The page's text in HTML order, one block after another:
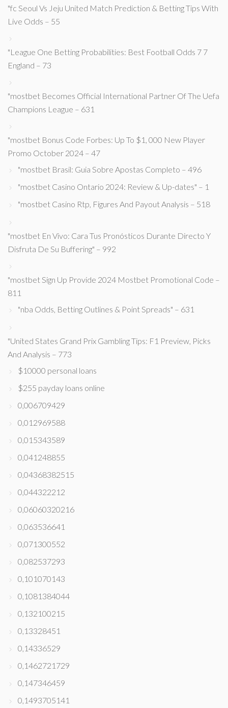
"fc Seoul Vs Jeju United Match Prediction & Betting Tips With
Live Odds – 55
"League One Betting Probabilities: Best Football Odds 7 7
England – 73
"mostbet Becomes Official International Partner Of The Uefa
Champions League – 631
"mostbet Bonus Code Forbes: Up To $1, 000 New Player
Promo October 2024 – 47
"mostbet Brasil: Guia Sobre Apostas Completo – 496
"mostbet Casino Ontario 2024: Review & Up-dates" – 1
"mostbet Casino Rtp, Figures And Payout Analysis – 518
"mostbet En Vivo: Cara Tus Pronósticos Durante Directo Y
Disfruta De Su Buffering" – 992
"mostbet Sign Up Provide 2024 Mostbet Promotional Code –
811
"nba Odds, Betting Outlines & Point Spreads" – 631
"United States Grand Prix Gambling Tips: F1 Preview, Picks
And Analysis – 773
$10000 personal loans
$255 payday loans online
0,006709429
0,012969588
0,015343589
0,041248855
0,04368382515
0,044322212
0,06060320216
0,063536641
0,071300552
0,082537293
0,101070143
0,1081384044
0,132100215
0,13328451
0,14336529
0,1462721729
0,147346459
0,1493705141